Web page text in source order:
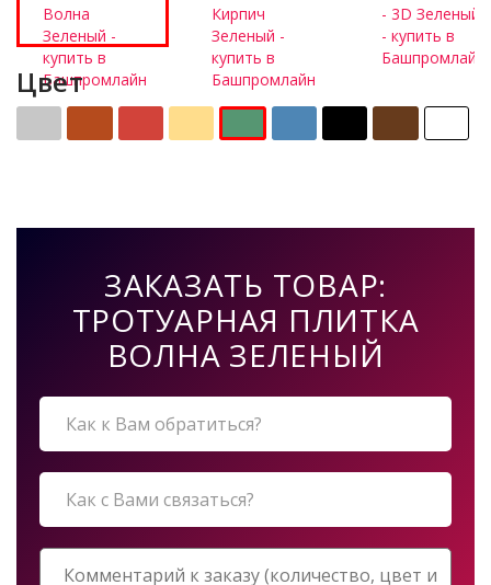
Цвет
ЗАКАЗАТЬ ТОВАР:
ТРОТУАРНАЯ ПЛИТКА
ВОЛНА ЗЕЛЕНЫЙ